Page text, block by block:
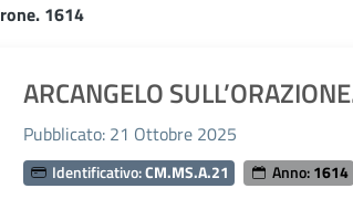
1614
ARCANGELO
Pubblicato: 21 Ottobre 2025
Identificativo:CM.MS.A.21 Anno:1614